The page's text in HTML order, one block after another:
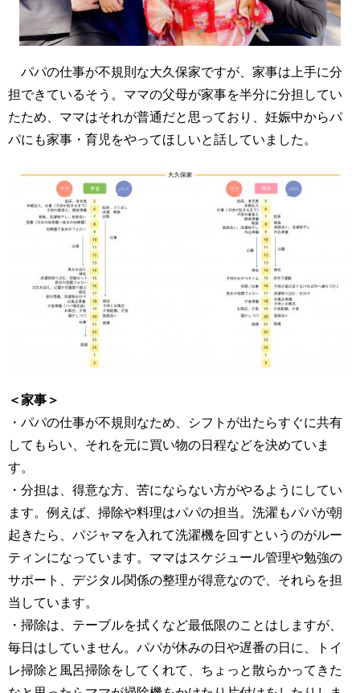
パパの仕事が不規則な大久保家ですが、家事は上手に分
担できているそう。ママの父母が家事を半分に分担してい
たため、ママはそれが普通だと思っており、妊娠中からパ
パにも家事・育児をやってほしいと話していました。
＜家事＞
・パパの仕事が不規則なため、シフトが出たらすぐに共有
してもらい、それを元に買い物の日程などを決めていま
す。
・分担は、得意な方、苦にならない方がやるようにしてい
ます。例えば、掃除や料理はパパの担当。洗濯もパパが朝
起きたら、パジャマを入れて洗濯機を回すというのがルー
ティンになっています。ママはスケジュール管理や勉強の
サポート、デジタル関係の整理が得意なので、それらを担
当しています。
・掃除は、テーブルを拭くなど最低限のことはしますが、
毎日はしていません。パパが休みの日や遅番の日に、トイ
レ掃除と風呂掃除をしてくれて、ちょっと散らかってきた